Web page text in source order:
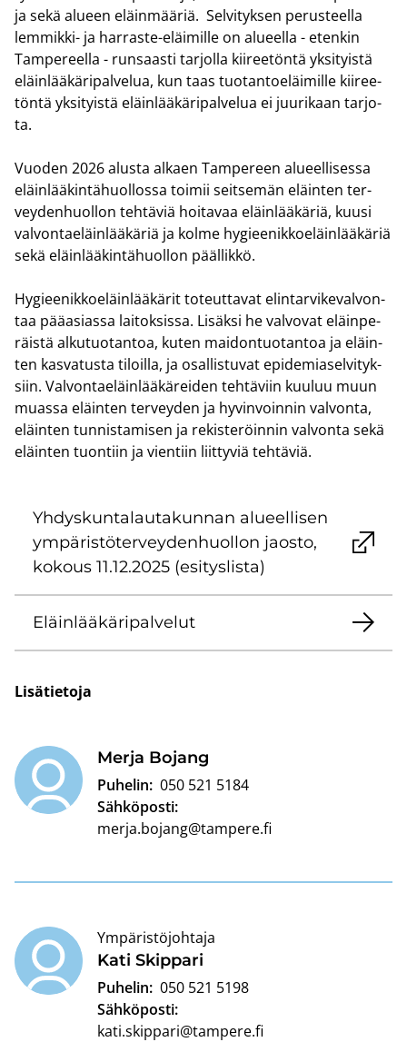
ja sekä alu­een eläin­mää­riä. Sel­vi­tyk­sen pe­rus­teel­la
lemmikki-​ ja harraste-​eläimille on alu­eel­la - eten­kin
Tam­pe­reel­la - run­saas­ti tar­jol­la kii­ree­tön­tä yk­si­tyis­tä
eläin­lää­kä­ri­pal­ve­lua, kun taas tuo­tan­toe­läi­mil­le kii­ree­
tön­tä yk­si­tyis­tä eläin­lää­kä­ri­pal­ve­lua ei juu­ri­kaan tar­jo­
ta.
Vuo­den 2026 alus­ta al­kaen Tam­pe­reen alu­eel­li­ses­sa
eläin­lää­kin­tä­huol­los­sa toi­mii seit­se­män eläin­ten ter­
vey­den­huol­lon teh­tä­viä hoi­ta­vaa eläin­lää­kä­riä, kuusi
val­von­tae­läin­lää­kä­riä ja kolme hy­giee­nik­koe­läin­lää­kä­riä
sekä eläin­lää­kin­tä­huol­lon pääl­lik­kö.
Hy­giee­nik­koe­läin­lää­kä­rit to­teut­ta­vat elin­tar­vi­ke­val­von­
taa pää­asias­sa lai­tok­sis­sa. Li­säk­si he val­vo­vat eläin­pe­
räis­tä al­ku­tuo­tan­toa, kuten mai­don­tuo­tan­toa ja eläin­
ten kas­va­tus­ta ti­loil­la, ja osal­lis­tu­vat epi­de­mia­sel­vi­tyk­
siin. Val­von­tae­läin­lää­kä­rei­den teh­tä­viin kuu­luu muun
muas­sa eläin­ten ter­vey­den ja hy­vin­voin­nin val­von­ta,
eläin­ten tun­nis­ta­mi­sen ja re­kis­te­röin­nin val­von­ta sekä
eläin­ten tuon­tiin ja vien­tiin liit­ty­viä teh­tä­viä.
Yh­dys­kun­ta­lau­ta­kun­nan alu­eel­li­sen
ym­pä­ris­tö­ter­vey­den­huol­lon jaos­to,
ko­kous 11.12.2025 (esi­tys­lis­ta)
Eläin­lää­kä­ri­pal­ve­lut
Li­sä­tie­to­ja
Merja Bo­jang
Puhelin: 050 521 5184
Sähköposti:
merja.bojang@tampere.fi
Kati Skip­pa­ri
Ympäristöjohtaja
Puhelin: 050 521 5198
Sähköposti:
kati.skippari@tampere.fi